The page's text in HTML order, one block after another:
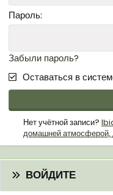
Пароль
Забыли пароль?
Оставаться в
Нет учётной записи?
домашней атмосферой,
ВОЙДИТЕ